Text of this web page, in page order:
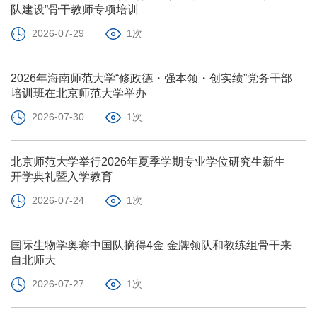
队建设”骨干教师专项培训
2026-07-29 1次
2026年海南师范大学“修政德・强本领・创实绩”党务干部
培训班在北京师范大学举办
2026-07-30 1次
北京师范大学举行2026年夏季学期专业学位研究生新生
开学典礼暨入学教育
2026-07-24 1次
国际生物学奥赛中国队摘得4金 金牌领队和教练组骨干来
自北师大
2026-07-27 1次